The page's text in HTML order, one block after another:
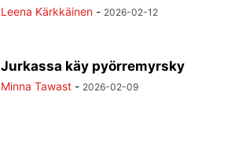
Leena Kärkkäinen - 2026-02-12
Jurkassa käy pyörremyrsky
Minna Tawast - 2026-02-09